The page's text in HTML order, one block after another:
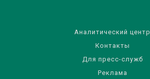
Аналитический центр
Контакты
Для пресс-служб
Реклама